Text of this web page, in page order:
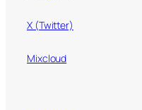
X (Twitter)
Mixcloud